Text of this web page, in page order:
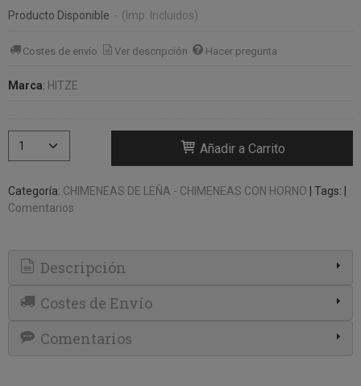
Producto Disponible - (Imp. Incluidos)
Costes de envío Ver descripción Hacer pregunta
Marca: HITZE
Añadir a Carrito
Categoría: CHIMENEAS DE LEÑA - CHIMENEAS CON HORNO Tags:
Comentarios
Descripción
Costes de Envío
Comentarios